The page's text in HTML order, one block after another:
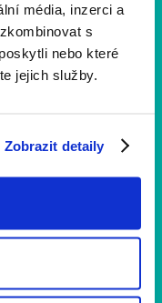
média, inzerci a
s
nebo které
jejich služby.
Zobrazit detaily
Projděte si
na 11. ročníku